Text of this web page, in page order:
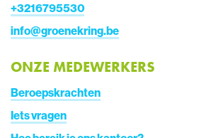
+3216795530
info@groenekring.be
ONZE MEDEWERKERS
Beroepskrachten
Iets vragen